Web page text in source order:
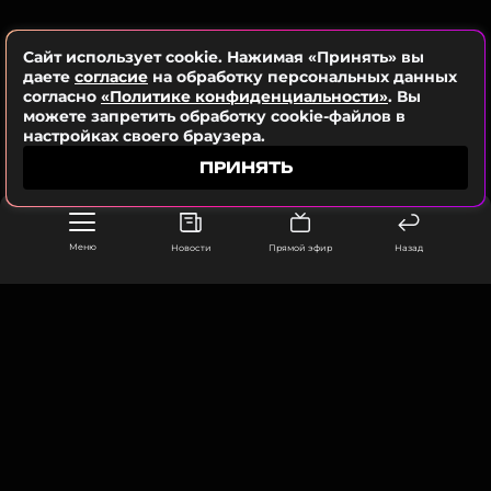
Меню Новости Прямой эфир Назад
оставаться в курсе событий
ПОДПИСАТЬСЯ
ССЫЛКА
Сайт использует cookie. Нажимая «Принять» вы
даете согласие на обработку персональных данных
согласно «Политике конфиденциальности». Вы
можете запретить обработку cookie-файлов в
настройках своего браузера.
ПРИНЯТЬ